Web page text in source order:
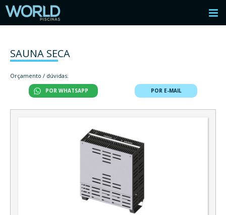
SAUNA SECA
Orçamento / dúvidas:
POR WHATSAPP POR E-MAIL